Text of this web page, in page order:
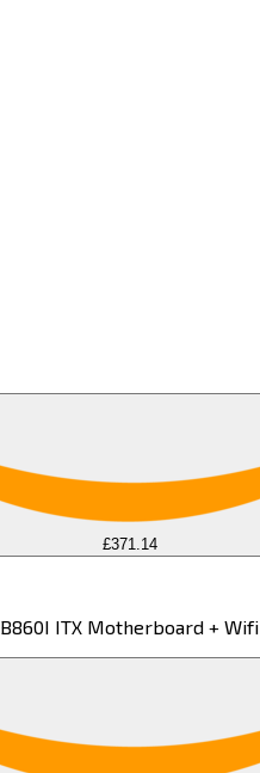
£371.14
B860I ITX Motherboard + Wifi​​​​‌ ‍ ​‍​‍‌‍ ‌ ​‍‌‍‍‌‌‍‌ ‌‍‍‌‌‍ ‍​‍​‍​ ‍‍​‍​‍‌ ​ ‌‍​‌‌‍ ‍‌‍‍‌‌ ‌​‌ ‍‌​‍ ‍‌‍‍‌‌‍ ​‍​‍​‍ ​​‍​‍‌‍‍​‌ ​‍‌‍‌‌‌‍‌‍​‍​‍​ ‍‍​‍​‍​‍ ‌‍​‌‌‍‌​‌‍ ‌‌‍‍‌‌‍ ‍​‍ ‌‍‍‌‌‍ ‍‌ ‌​‌‍‌‌‌‍ ‍‌ ‌​​‍ ‌‍‌‌‌‍‌​‌‍‍‌‌ ‌​​‍ ‌‍ ‌‌‍ ‌‍‌​‌‍‌‌​ ‌‌ ​​‌ ​‍‌‍‌‌‌ ​ ‌‍‌‌‌‍ ‍‌ ‌​‌‍​‌‌ ‌​‌‍‍‌‌‍ ‌‍ ‍​ ‍ ‌‍‍‌‌‍‌​​ ‌​ ‍‌​ ‍‌​ ​​​ ‌‍‌‍‌‍​ ‌ ​ ​‍‌‍​‍​‍ ‌​ ‌‍‌‍‌‌​ ‌ ​ ​‍​‍ ‌​ ‌​‌‍‌​‌‍‌‍​ ‌‍​‍ ‌‌‍​‍‌‍​ ​ ‍‌​ ​‍​‍ ‌​ ​‍‌‍​‌​ ‍​​ ‍​​ ​ ‌‍‌‌‌‍​‌‌‍‌​​ ‌‍​ ​‌​ ​‍​ ‌‌​ ‍ ‌ ‌​‌ ‍‌‌ ​​‌‍‌‌​ ‌‌‍ ‌‌‍ ‌ ‌​‌‍‍​‌‍‌‌‌ ​‍‌‍​‍‌‍ ‌‍​‌‌ ​‍‌‍‌​​ ‍ ‌ ​​‌‍​‌‌ ‌​‌‍‍​​ ‌‌‍ ‍‌‍​‌‌‍ ‌‌‍‌‌​ ‌‍​‍‌‍​‌‌ ​ ‌‍‌‌‌‌‌‌‌ ​‍‌‍ ​​ ‌​‍‌‌​ ​‍‌​‌‍‌‍​‌‌‍‌​‌‍ ‌‌‍‍‌‌‍ ‍​‍‌‍‌‍‍‌‌‍‌​​ ‌​ ‍‌​ ‍‌​ ​​​ ‌‍‌‍‌‍​ ‌ ​ ​‍‌‍​‍​‍ ‌​ ‌‍‌‍‌‌​ ‌ ​ ​‍​‍ ‌​ ‌​‌‍‌​‌‍‌‍​ ‌‍​‍ ‌‌‍​‍‌‍​ ​ ‍‌​ ​‍​‍ ‌​ ​‍‌‍​‌​ ‍​​ ‍​​ ​ ‌‍‌‌‌‍​‌‌‍‌​​ ‌‍​ ​‌​ ​‍​ ‌‌​‍‌‍‌ ‌​‌ ‍‌‌ ​​‌‍‌‌​ ‌‌‍ ‌‌‍ ‌ ‌​‌‍‍​‌‍‌‌‌ ​‍‌‍​‍‌‍ ‌‍​‌‌ ​‍‌‍‌​​‍‌‍‌ ​​‌‍​‌‌ ‌​‌‍‍​​ ‌‌‍ ‍‌‍​‌‌‍ ‌‌‍‌‌​‍‌‍‌ ​​‌‍‌‌‌ ​‍‌ ​ ‌ ​​‌‍‌‌‌‍​ ‌ ‌​‌‍‍‌‌ ‌‍‌‍‌‌​ ‌‌ ​​‌ ‌‌‌‍​‍‌‍ ​‌‍‍‌‌ ​ ‌‍‍​‌‍‌‌‌‍‌​​‍​‍‌ ‌